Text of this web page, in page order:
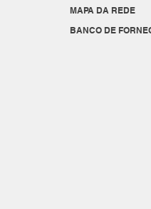
MAPA DA REDE
BANCO DE